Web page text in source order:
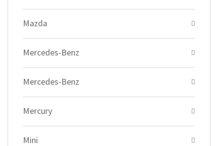
Mazda
Mercedes-Benz
Mercedes-Benz
Mercury
Mini